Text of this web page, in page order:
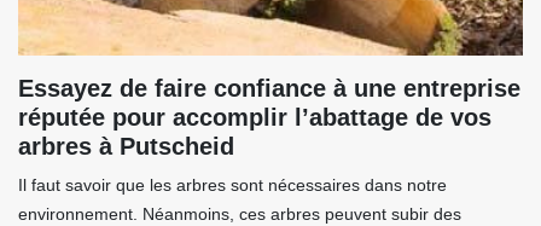
Essayez de faire confiance à une entreprise
réputée pour accomplir l’abattage de vos
arbres à Putscheid
Il faut savoir que les arbres sont nécessaires dans notre
environnement. Néanmoins, ces arbres peuvent subir des